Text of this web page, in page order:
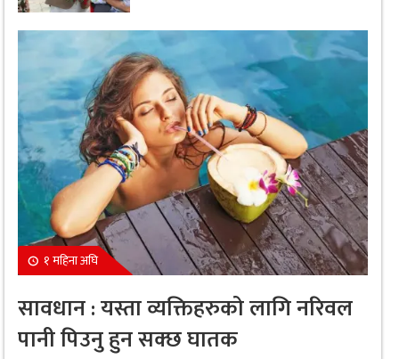
१ महिना अघि
सावधान : यस्ता व्यक्तिहरुको लागि नरिवल
पानी पिउनु हुन सक्छ घातक